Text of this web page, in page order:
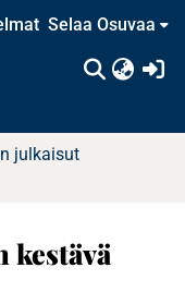
Selaa Osuvaa
julkaisut
kestävä